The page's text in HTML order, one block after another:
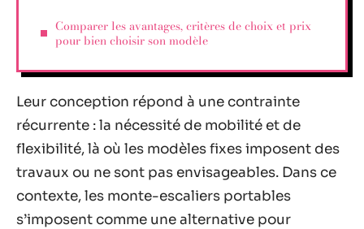
Comparer les avantages, critères de choix et prix
pour bien choisir son modèle
Leur conception répond à une contrainte
récurrente : la nécessité de mobilité et de
flexibilité, là où les modèles fixes imposent des
travaux ou ne sont pas envisageables. Dans ce
contexte, les monte-escaliers portables
s’imposent comme une alternative pour